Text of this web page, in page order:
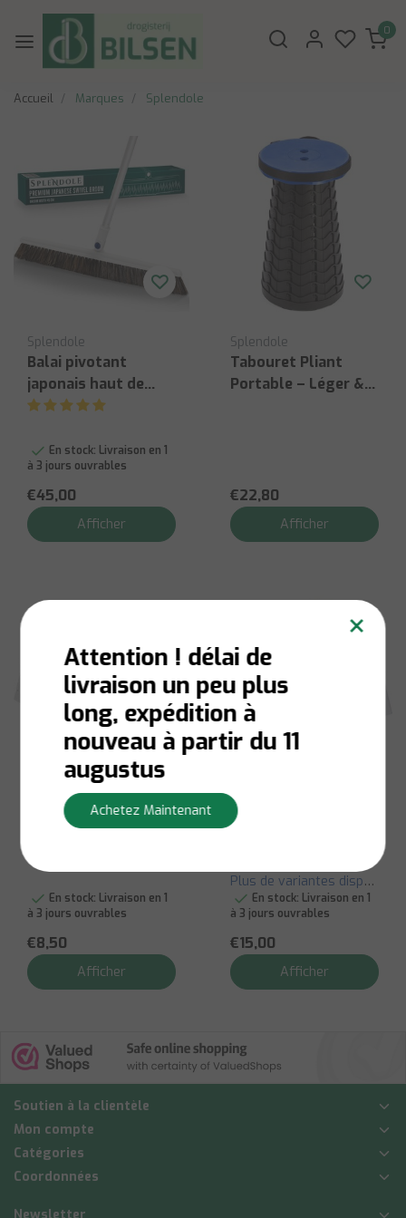
0
Accueil Marques Splendole
Splendole
Balai pivotant
japonais haut de
gamme
En stock: Livraison en 1
à 3 jours ouvrables
€45,00
Afficher
Splendole
Tabouret Pliant
Portable – Léger &
€22,80
Afficher
Splendole
Marchepied pliant
pour enfants - 100
En stock: Livraison en 1
à 3 jours ouvrables
€8,50
Afficher
Petit tabouret
pliant
Plus de variantes disponibles
En stock: Livraison en 1
à 3 jours ouvrables
€15,00
Afficher
Soutien à la clientèle
Mon compte
Catégories
Coordonnées
Newsletter
×
Attention ! délai de
livraison un peu plus
long, expédition à
nouveau à partir du 11
augustus
Achetez Maintenant